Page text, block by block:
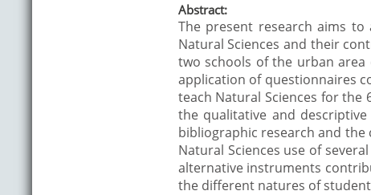
Abstract:
The present research aims
Natural Sciences and their
two schools of the urban
application of questionnaires
teach Natural Sciences for the
the qualitative and
bibliographic research and
Natural Sciences use of
alternative instruments
the different natures of